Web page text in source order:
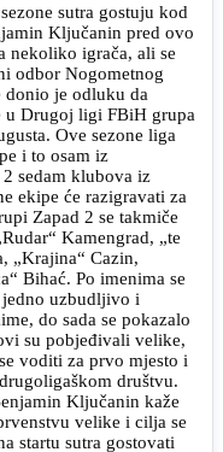
sutra gostuju kod
Ključanin pred ovo
nekoliko igrača, ali se
odbor Nogometnog
donio je odluku da
u Drugoj ligi FBiH grupa
Ove sezone liga
i to osam iz
sedam klubova iz
ekipe će razigravati za
Zapad 2 se takmiče
Kamengrad, „te
„Krajina“ Cazin,
Bihać. Po imenima se
jedno uzbudljivo i
do sada se pokazalo
su pobjeđivali velike,
voditi za prvo mjesto i
društvu.
Ključanin kaže
velike i cilja se
startu sutra gostovati